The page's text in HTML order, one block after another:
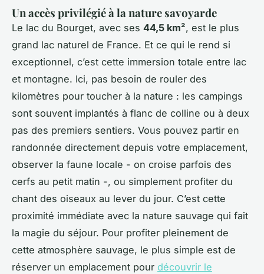
Un accès privilégié à la nature savoyarde
Le lac du Bourget, avec ses 44,5 km², est le plus
grand lac naturel de France. Et ce qui le rend si
exceptionnel, c’est cette immersion totale entre lac
et montagne. Ici, pas besoin de rouler des
kilomètres pour toucher à la nature : les campings
sont souvent implantés à flanc de colline ou à deux
pas des premiers sentiers. Vous pouvez partir en
randonnée directement depuis votre emplacement,
observer la faune locale - on croise parfois des
cerfs au petit matin -, ou simplement profiter du
chant des oiseaux au lever du jour. C’est cette
proximité immédiate avec la nature sauvage qui fait
la magie du séjour. Pour profiter pleinement de
cette atmosphère sauvage, le plus simple est de
réserver un emplacement pour découvrir le